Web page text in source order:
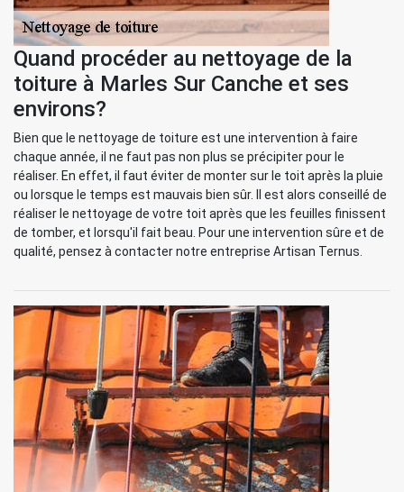
Quand procéder au nettoyage de la
toiture à Marles Sur Canche et ses
environs?
Bien que le nettoyage de toiture est une intervention à faire
chaque année, il ne faut pas non plus se précipiter pour le
réaliser. En effet, il faut éviter de monter sur le toit après la pluie
ou lorsque le temps est mauvais bien sûr. Il est alors conseillé de
réaliser le nettoyage de votre toit après que les feuilles finissent
de tomber, et lorsqu'il fait beau. Pour une intervention sûre et de
qualité, pensez à contacter notre entreprise Artisan Ternus.